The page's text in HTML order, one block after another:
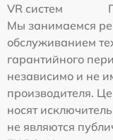
VR систем
Мы занимаемся
обслуживанием
гарантийного
независимо и не
производителя.
носят
не являются